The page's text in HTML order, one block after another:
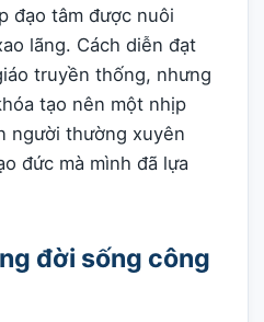
đạo tâm được nuôi
lãng. Cách diễn đạt
truyền thống, nhưng
tạo nên một nhịp
người thường xuyên
đức mà mình đã lựa
đời sống công